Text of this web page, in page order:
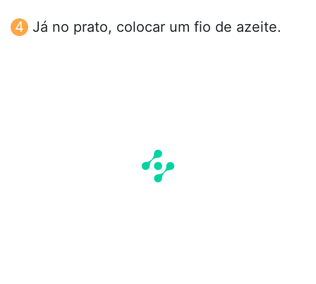
Já no prato, colocar um fio de azeite.